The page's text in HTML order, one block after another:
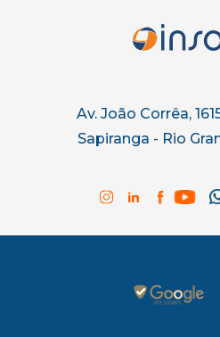
Av. João Corrêa,
Sapiranga - Rio